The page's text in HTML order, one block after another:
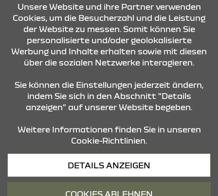
KONTAKT & ANFAHRT
ÖFFNUNGSZEITEN
STANDORTE
Datenschutz
Unsere Website und ihre Partner verwenden
Cookies, um die Besucherzahl und die Leistung
der Website zu messen. Somit können Sie
personalisierte und/oder geolokalisierte
Werbung und Inhalte erhalten sowie mit diesen
über die sozialen Netzwerke interagieren.
Sie können die Einstellungen jederzeit ändern,
indem Sie sich in den Abschnitt "Details
anzeigen" auf unserer Website begeben.
Weitere Informationen finden Sie in unseren
Cookie-Richtlinien.
DETAILS ANZEIGEN
COOKIES ABLEHNEN